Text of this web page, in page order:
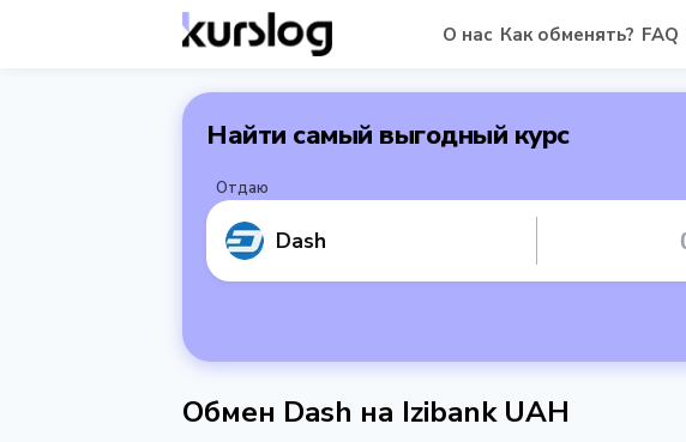
О нас Как обменять? FAQ
Найти самый выгодный курс
Отдаю
Dash
Обмен Dash на Izibank UAH